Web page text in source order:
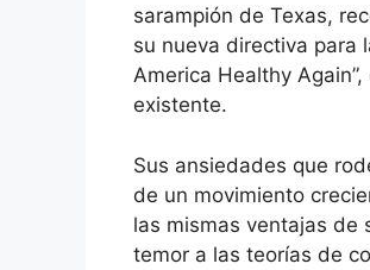
sarampión de Texas,
su nueva directiva para
America Healthy
existente.
Sus ansiedades que
de un movimiento
las mismas ventajas de
temor a las teorías de